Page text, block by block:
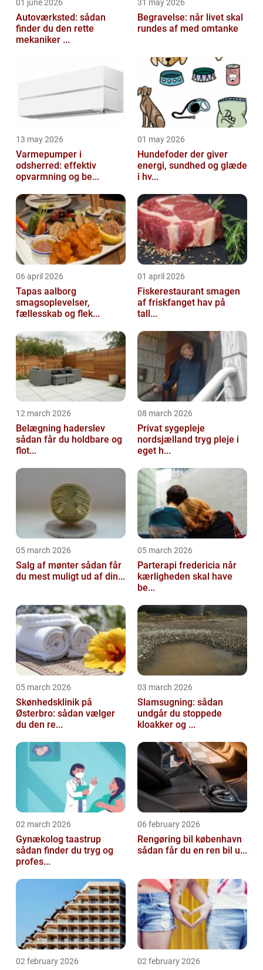
01 june 2026
Autoværksted: sådan
finder du den rette
mekaniker ...
31 may 2026
Begravelse: når livet skal
rundes af med omtanke
13 may 2026
Varmepumper i
odsherred: effektiv
opvarmning og be...
01 may 2026
Hundefoder der giver
energi, sundhed og glæde
i hv...
06 april 2026
Tapas aalborg
smagsoplevelser,
fællesskab og flek...
01 april 2026
Fiskerestaurant smagen
af friskfanget hav på
tall...
12 march 2026
Belægning haderslev
sådan får du holdbare og
flot...
08 march 2026
Privat sygepleje
nordsjælland tryg pleje i
eget h...
05 march 2026
Salg af mønter sådan får
du mest muligt ud af din...
05 march 2026
Parterapi fredericia når
kærligheden skal have
be...
05 march 2026
Skønhedsklinik på
Østerbro: sådan vælger
du den re...
03 march 2026
Slamsugning: sådan
undgår du stoppede
kloakker og ...
02 march 2026
Gynækolog taastrup
sådan finder du tryg og
profes...
06 february 2026
Rengøring bil københavn
sådan får du en ren bil u...
02 february 2026 02 february 2026